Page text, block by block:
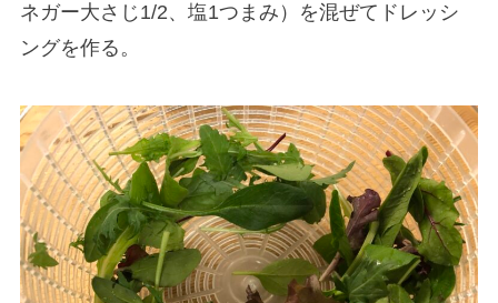
ネガー大さじ1/2、塩1つまみ）を混ぜてドレッシ
ングを作る。